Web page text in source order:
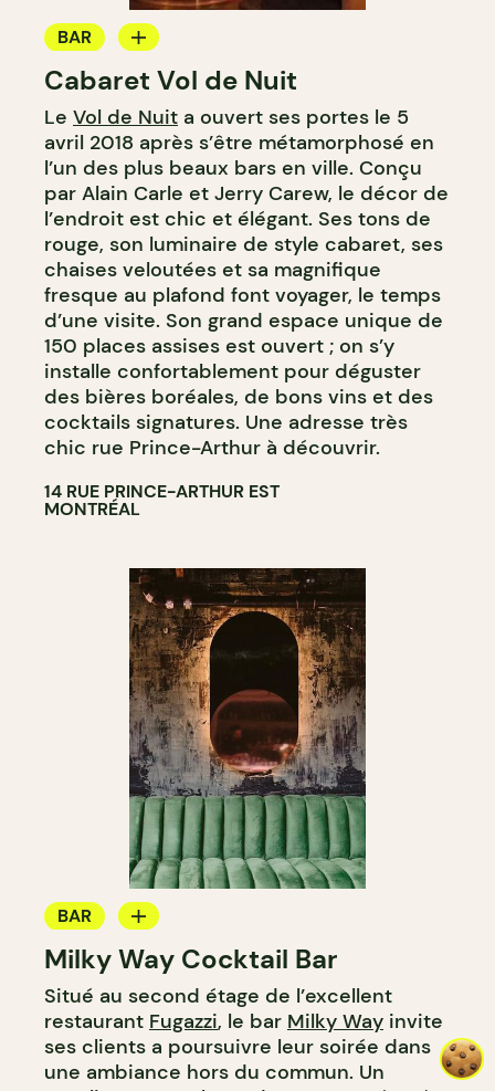
BAR
BAR À COCKTAIL
Cabaret Vol de Nuit
Le Vol de Nuit a ouvert ses portes le 5
avril 2018 après s’être métamorphosé en
l’un des plus beaux bars en ville. Conçu
par Alain Carle et Jerry Carew, le décor de
l’endroit est chic et élégant. Ses tons de
rouge, son luminaire de style cabaret, ses
chaises veloutées et sa magnifique
fresque au plafond font voyager, le temps
d’une visite. Son grand espace unique de
150 places assises est ouvert ; on s’y
installe confortablement pour déguster
des bières boréales, de bons vins et des
cocktails signatures. Une adresse très
chic rue Prince-Arthur à découvrir.
14 RUE PRINCE-ARTHUR EST
MONTRÉAL
BAR
BAR À COCKTAIL
Milky Way Cocktail Bar
Situé au second étage de l’excellent
restaurant Fugazzi, le bar Milky Way invite
ses clients a poursuivre leur soirée dans
une ambiance hors du commun. Un